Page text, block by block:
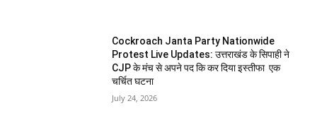
Cockroach Janta Party Nationwide
Protest Live Updates: उत्तराखंड के सिपाही ने
CJP के मंच से अपने पद कि कर दिया इस्तीफा एक
चर्चित घटना
July 24, 2026